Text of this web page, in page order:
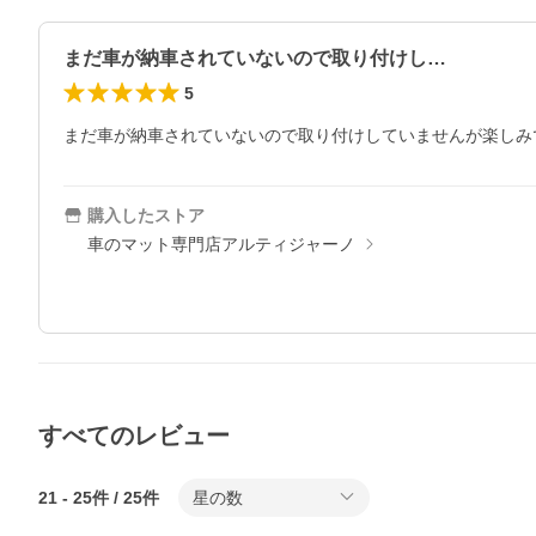
まだ車が納車されていないので取り付けし…
5
まだ車が納車されていないので取り付けしていませんが楽し
購入したストア
車のマット専門店アルティジャーノ
すべてのレビュー
21 - 25件 / 25件 星の数